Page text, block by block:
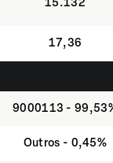
17,36
9000113 -
Outros - 0,45%